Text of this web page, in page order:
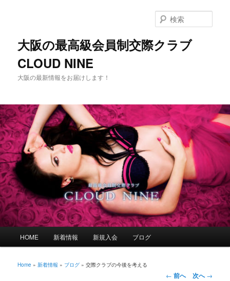
移
動
大阪の最高級会員制交際クラブ
CLOUD NINE
大阪の最新情報をお届けします！
索
HOME 新着情報 新規入会 ブログ
Home »新着情報 » ブログ »交際クラブの今後を考える
投
← 前へ 次へ→